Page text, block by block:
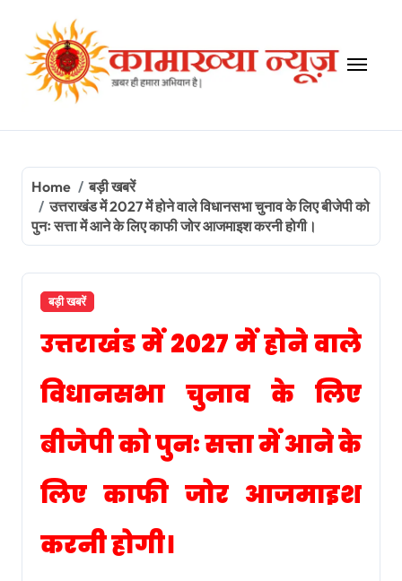
content
Home
बड़ी खबरें
उत्तराखंड में 2027 में होने वाले विधानसभा चुनाव के लिए बीजेपी को
पुनः सत्ता में आने के लिए काफी जोर आजमाइश करनी होगी।
बड़ी खबरें
उत्तराखंड में 2027 में होने वाले
विधानसभा चुनाव के लिए
बीजेपी को पुनः सत्ता में आने के
लिए काफी जोर आजमाइश
करनी होगी।